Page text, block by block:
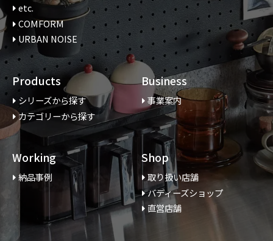
etc.
COMFORM
URBAN NOISE
Products
シリーズから探す
カテゴリーから探す
Business
事業案内
Working
納品事例
Shop
取り扱い店舗
バディーズショップ
直営店舗